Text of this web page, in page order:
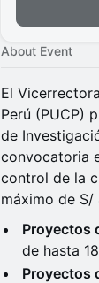
About Event
El
Perú (PUCP)
de
convocatoria
control de la
máximo de
Proyectos
de hasta
Proyectos